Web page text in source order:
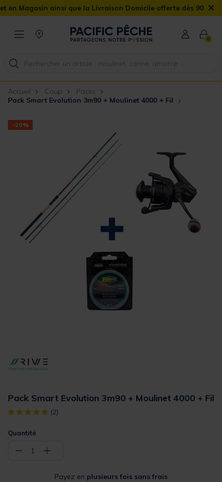
ainsi que la Livraison Domicile offerte dès 90€ ×
0
Accueil Coup
Packs
Pack Smart Evolution 3m90 + Moulinet 4000 + Fil
-20%
Pack Smart Evolution 3m90 + Moulinet 4000 + Fil
[object Object] out of 5 Customer Rating
(2)
Quantité
− 1 +
Payez en plusieurs fois sans frais